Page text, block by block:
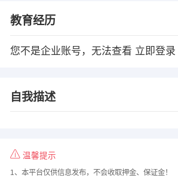
教育经历
您不是企业账号，无法查看 立即登录
自我描述
温馨提示
1、本平台仅供信息发布，不会收取押金、保证金！